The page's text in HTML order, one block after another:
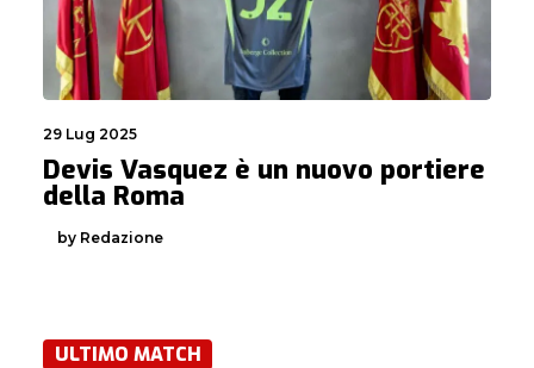
29 Lug 2025
Devis Vasquez è un nuovo portiere
della Roma
by Redazione
ULTIMO MATCH